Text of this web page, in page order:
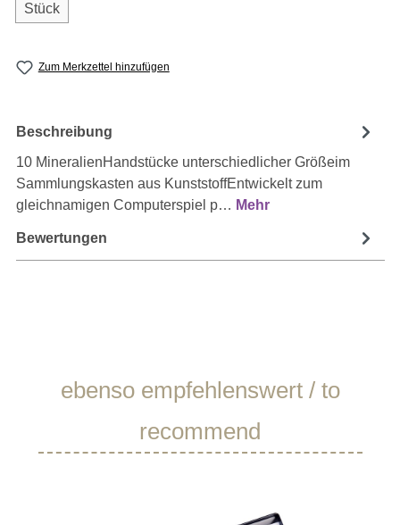
Stück
Zum Merkzettel hinzufügen
Beschreibung
10 MineralienHandstücke unterschiedlicher Größeim
Sammlungskasten aus KunststoffEntwickelt zum
gleichnamigen Computerspiel p… Mehr
Bewertungen
Produktgalerie überspringen
ebenso empfehlenswert / to
recommend